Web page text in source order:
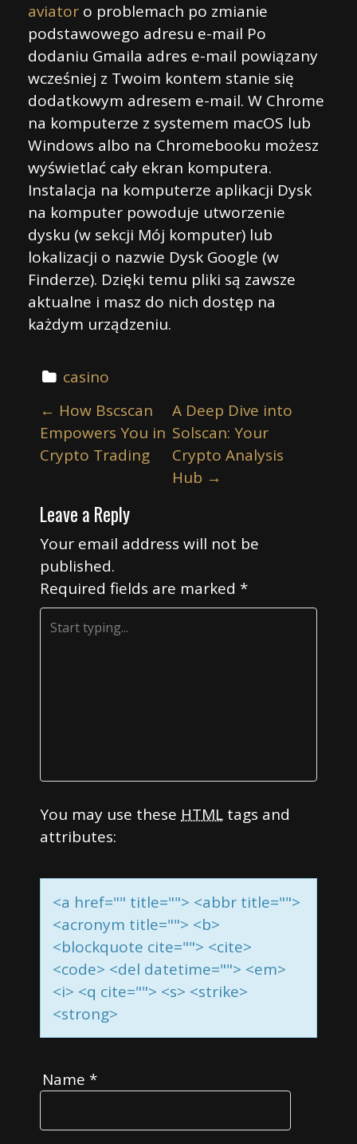
aviator o problemach po zmianie
podstawowego adresu e-mail Po
dodaniu Gmaila adres e-mail powiązany
wcześniej z Twoim kontem stanie się
dodatkowym adresem e-mail. W Chrome
na komputerze z systemem macOS lub
Windows albo na Chromebooku możesz
wyświetlać cały ekran komputera.
Instalacja na komputerze aplikacji Dysk
na komputer powoduje utworzenie
dysku (w sekcji Mój komputer) lub
lokalizacji o nazwie Dysk Google (w
Finderze). Dzięki temu pliki są zawsze
aktualne i masz do nich dostęp na
każdym urządzeniu.
casino
P
o
s
n
a
v
i
g
a
← How Bscscan
Empowers You in
Crypto Trading
A Deep Dive into
Solscan: Your
Crypto Analysis
Hub →
Leave a Reply
Your email address will not be
published.
Required fields are marked *
You may use these HTML tags and
attributes:
<a href="" title=""> <abbr title="">
<acronym title=""> <b>
<blockquote cite=""> <cite>
<code> <del datetime=""> <em>
<i> <q cite=""> <s> <strike>
<strong>
Name *